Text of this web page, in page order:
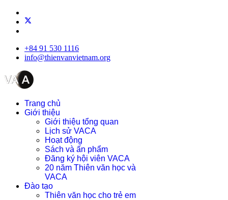
+84 91 530 1116
info@thienvanvietnam.org
Trang chủ
Giới thiệu
Giới thiệu tổng quan
Lịch sử VACA
Hoạt động
Sách và ấn phẩm
Đăng ký hội viên VACA
20 năm Thiên văn học và
VACA
Đào tạo
Thiên văn học cho trẻ em